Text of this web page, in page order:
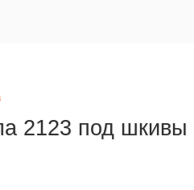
2123 под